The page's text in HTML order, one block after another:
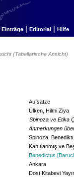
Einträge | Editorial | Hilfe
(Tabellarische Ansicht)
Aufsätze
Ülken, Hilmi Ziya
Spinoza ve Etika
Anmerkungen
Spinoza,
Kanıtlanmış ve
Benedictus
Ankara
Dost Kitabevi